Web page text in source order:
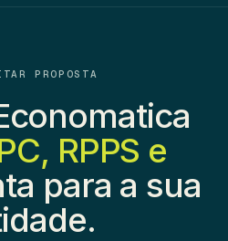
PROPOSTA
RPPS e
para a sua